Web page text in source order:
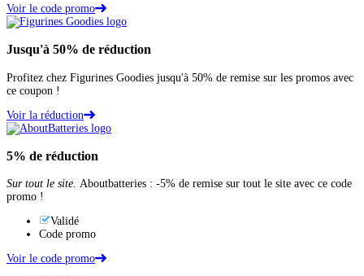
Voir le code promo
Jusqu'à 50% de réduction
Profitez chez Figurines Goodies jusqu'à 50% de remise sur les promos avec
ce coupon !
Voir la réduction
5% de réduction
Sur tout le site. Aboutbatteries : -5% de remise sur tout le site avec ce code
promo !
Validé
Code promo
Voir le code promo